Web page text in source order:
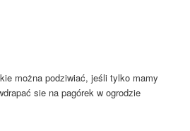
można podziwiać, jeśli tylko mamy
sie na pagórek w ogrodzie